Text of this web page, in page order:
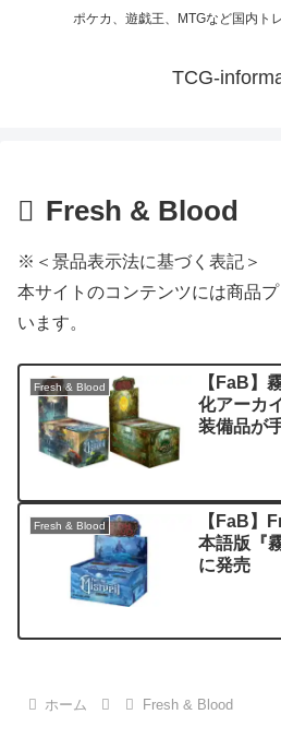
ポケカ、遊戯王、MTGなど国内ト
TCG-
Fresh & Blood
※＜景品表示法に基づく表記＞
本サイトのコンテンツには商品
います。
Fresh & Blood
【FaB】
化アーカ
装備品が
Fresh & Blood
【FaB】
本語版『
に発売
ホーム Fresh & Blood